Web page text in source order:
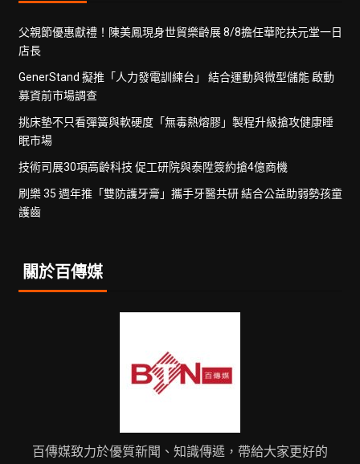
父親節優惠獻禮！陳美鳳現身世貿樂齡展 8/8擔任華陀扶元堂一日
店長
GenerStand 擬推「人力發電訓練台」 結合運動與微型儲能 啟動
募資前市場調查
挑床墊不只看彈簧與軟硬度「無毒熱熔膠」製程升級搶攻健康睡
眠市場
技術司展30項高齡科技 促工研院與泰陞簽約搶4億商機
刷樂 35 週年推「雙防護牙膏」攜手牙醫共研 結合公益助弱勢孩童
護齒
關於百傳媒
百傳媒致力於優質新聞、知識傳遞，帶給大家更好的